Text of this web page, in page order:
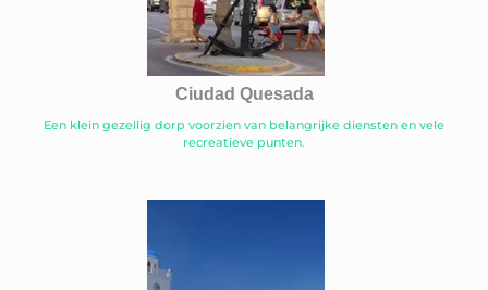
Ciudad Quesada
Een klein gezellig dorp voorzien van belangrijke diensten en vele
recreatieve punten.